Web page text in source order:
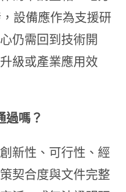
設備應作為支援研
仍需回到技術開
級或產業應用效
過嗎？
新性、可行性、經
契合度與文件完整